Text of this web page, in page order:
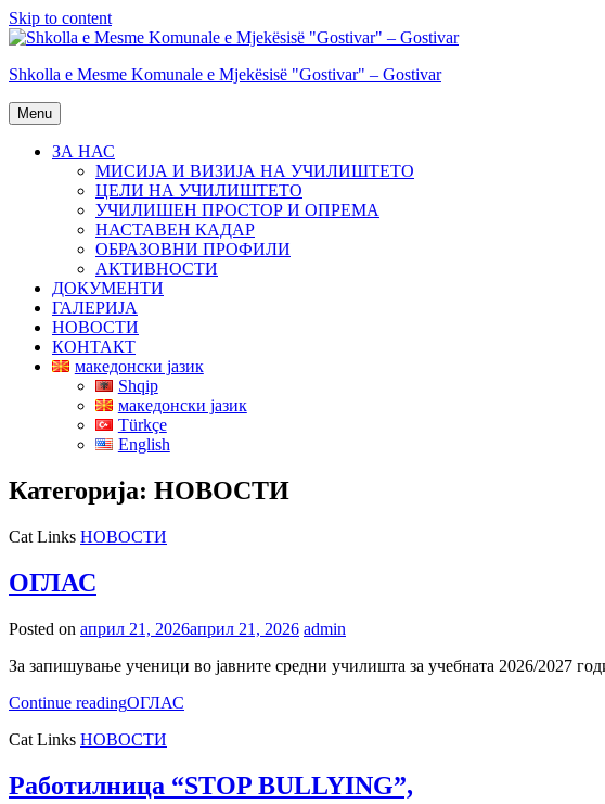
Skip to content
Shkolla e Mesme Komunale e Mjekësisë "Gostivar" – Gostivar
Menu
ЗА НАС
МИСИЈА И ВИЗИЈА НА УЧИЛИШТЕТО
ЦЕЛИ НА УЧИЛИШТЕТО
УЧИЛИШЕН ПРОСТОР И ОПРЕМА
НАСТАВЕН КАДАР
ОБРАЗОВНИ ПРОФИЛИ
АКТИВНОСТИ
ДОКУМЕНТИ
ГАЛЕРИЈА
НОВОСТИ
КОНТАКТ
македонски јазик
Shqip
македонски јазик
Türkçe
English
Категорија: НОВОСТИ
Cat Links НОВОСТИ
ОГЛАС
Posted on април 21, 2026април 21, 2026 admin
За запишување ученици во јавните средни училишта за учебната 2026/2027
Continue readingОГЛАС
Cat Links НОВОСТИ
Работилница “STOP BULLYING”,